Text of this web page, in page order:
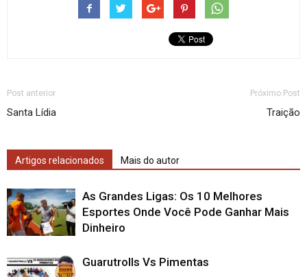
Post anterior
Santa Lídia
Próximo Post
Traição
Artigos relacionados Mais do autor
As Grandes Ligas: Os 10 Melhores
Esportes Onde Você Pode Ganhar Mais
Dinheiro
Guarutrolls Vs Pimentas